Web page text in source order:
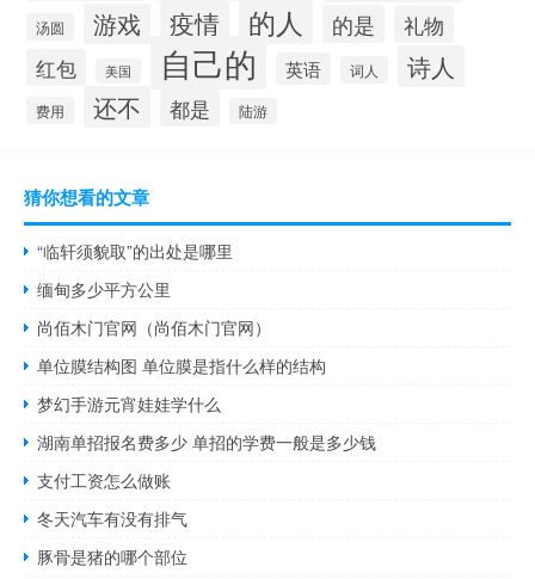
汤圆 游戏 疫情 的人 的是
礼物
红包
美国 自己的 英语 词人 诗人
费用 还不 都是 陆游
猜你想看的文章
“临轩须貌取”的出处是哪里
缅甸多少平方公里
尚佰木门官网（尚佰木门官网）
单位膜结构图 单位膜是指什么样的结构
梦幻手游元宵娃娃学什么
湖南单招报名费多少 单招的学费一般是多少钱
支付工资怎么做账
冬天汽车有没有排气
豚骨是猪的哪个部位